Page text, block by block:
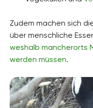
Zudem machen sich
über menschliche
weshalb mancherorts
werden müssen.